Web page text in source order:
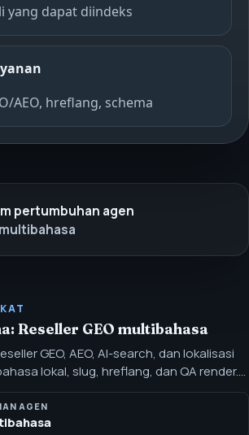
yang dapat diindeks
AEO, hreflang, schema
pertumbuhan agen
Reseller GEO multibahasa
GEO, AEO, AI-search, dan lokalisasi
lokal, slug, hreflang, dan QA render.
konsultan dan agensi yang menjual
AI di pasar di mana halaman terjemahan,
tetap sinkron.
AGEN